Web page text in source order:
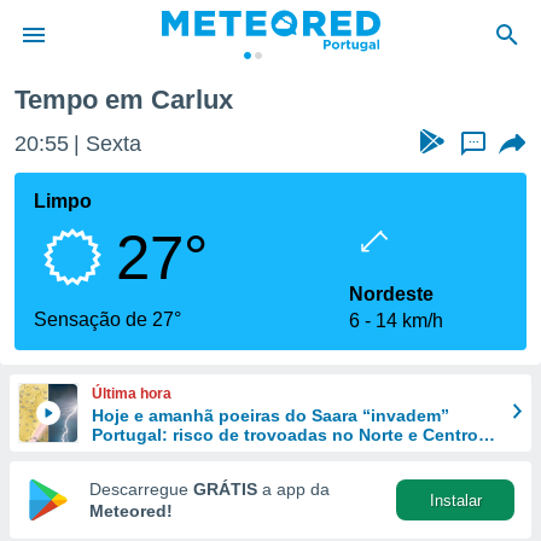
da
foi
fornecidas
a este
das
e
forma
digital
Tempo em Carlux
20:55 Sexta ...
Limpo
27°
Sensação de 27°
Nordeste
6
14 km/h
Última hora
Hoje e amanhã poeiras do Saara “invadem”
Portugal: risco de trovoadas no Norte e Centro
Descarregue GRÁTIS a app da
Meteored!
Instalar